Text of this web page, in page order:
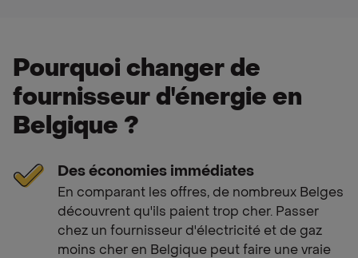
Pourquoi changer de
fournisseur d'énergie en
Belgique ?
Des économies immédiates
En comparant les offres, de nombreux Belges
découvrent qu'ils paient trop cher. Passer
chez un fournisseur d'électricité et de gaz
moins cher en Belgique peut faire une vraie